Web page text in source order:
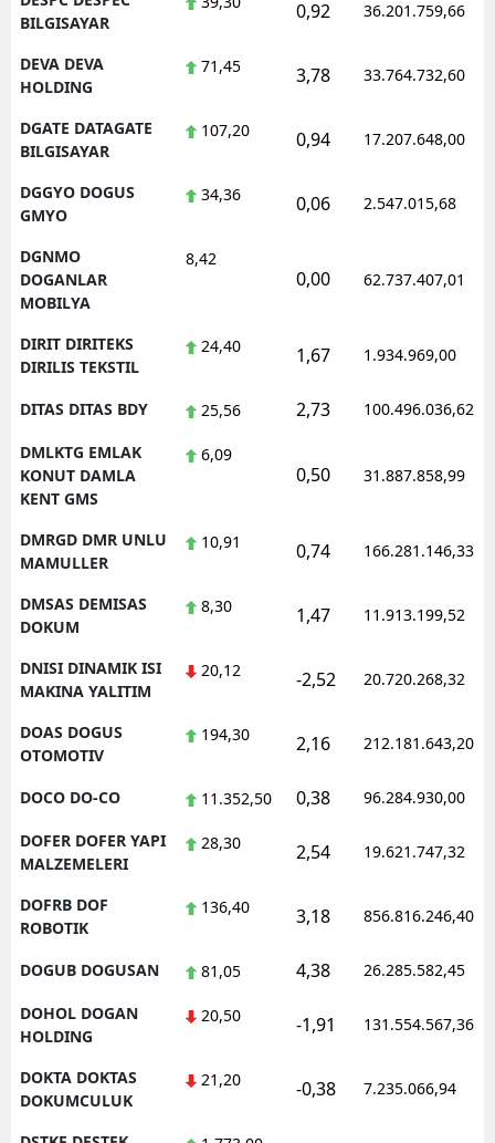
BILGISAYAR
0,92 36.201.759,66
DEVA DEVA
HOLDING
71,45 3,78 33.764.732,60
DGATE DATAGATE
BILGISAYAR
107,20 0,94 17.207.648,00
DGGYO DOGUS
GMYO
34,36 0,06 2.547.015,68
DGNMO
DOGANLAR
MOBILYA
8,42
0,00 62.737.407,01
DIRIT DIRITEKS
DIRILIS TEKSTIL
24,40 1,67 1.934.969,00
DITAS DITAS BDY 25,56 2,73 100.496.036,62
DMLKTG EMLAK
KONUT DAMLA
KENT GMS
6,09
0,50 31.887.858,99
DMRGD DMR UNLU
MAMULLER
10,91 0,74 166.281.146,33
DMSAS DEMISAS
DOKUM
8,30 1,47 11.913.199,52
DNISI DINAMIK ISI
MAKINA YALITIM
20,12 -2,52 20.720.268,32
DOAS DOGUS
OTOMOTIV
194,30 2,16 212.181.643,20
DOCO DO-CO 11.352,50 0,38 96.284.930,00
DOFER DOFER YAPI
MALZEMELERI
28,30 2,54 19.621.747,32
DOFRB DOF
ROBOTIK
136,40 3,18 856.816.246,40
DOGUB DOGUSAN 81,05 4,38 26.285.582,45
DOHOL DOGAN
HOLDING
20,50 -1,91 131.554.567,36
DOKTA DOKTAS
DOKUMCULUK
21,20 -0,38 7.235.066,94